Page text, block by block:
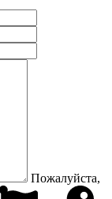
Пожалуйста,